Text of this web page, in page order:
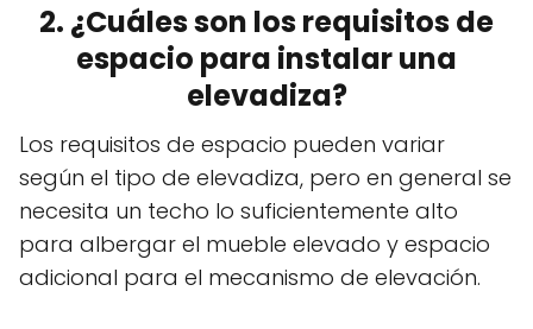
2. ¿Cuáles son los requisitos de
espacio para instalar una
elevadiza?
Los requisitos de espacio pueden variar
según el tipo de elevadiza, pero en general se
necesita un techo lo suficientemente alto
para albergar el mueble elevado y espacio
adicional para el mecanismo de elevación.